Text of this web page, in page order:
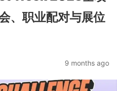
、职业配对与展位
9 months ago